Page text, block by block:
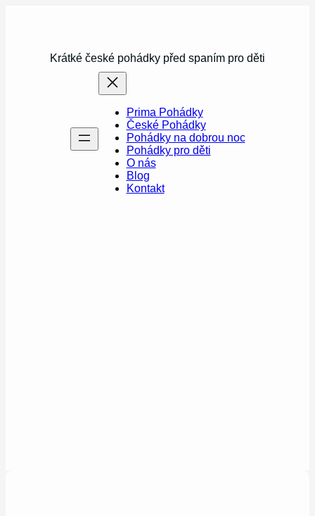
Krátké české pohádky před spaním pro děti
Prima Pohádky
České Pohádky
Pohádky na dobrou noc
Pohádky pro děti
O nás
Blog
Kontakt